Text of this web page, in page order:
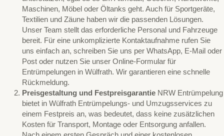
Maschinen, Möbel oder Öltanks geht. Auch für Sportgeräte,
Textilien und Zäune haben wir die passenden Lösungen.
Unser Team stellt das erforderliche Personal und Fahrzeuge
bereit. Für eine unkomplizierte Kontaktaufnahme rufen Sie
uns einfach an, schreiben Sie uns per WhatsApp, E-Mail oder
Post oder nutzen Sie unser Online-Formular für
Entrümpelungen in Wülfrath. Wir garantieren eine schnelle
Rückmeldung.
Preisgestaltung und FestpreisgarantieNRW Entrümpelung
bietet in Wülfrath Entrümpelungs- und Umzugsservices zu
einem Festpreis an, was bedeutet, dass keine zusätzlichen
Kosten für Transport, Montage oder Entsorgung anfallen.